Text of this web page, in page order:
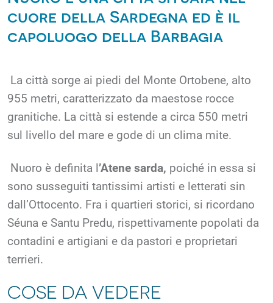
cuore della Sardegna ed è il
capoluogo della Barbagia
La città sorge ai piedi del Monte Ortobene, alto
955 metri, caratterizzato da maestose rocce
granitiche. La città si estende a circa 550 metri
sul livello del mare e gode di un clima mite.
Nuoro è definita l’Atene sarda, poiché in essa si
sono susseguiti tantissimi artisti e letterati sin
dall’Ottocento. Fra i quartieri storici, si ricordano
Séuna e Santu Predu, rispettivamente popolati da
contadini e artigiani e da pastori e proprietari
terrieri.
COSE DA VEDERE